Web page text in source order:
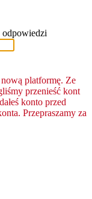
odpowiedzi
nową platformę. Ze
przenieść kont
konto przed
Przepraszamy za